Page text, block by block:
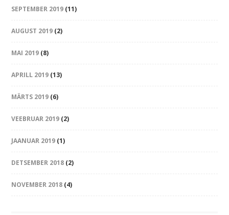
SEPTEMBER 2019 (11)
AUGUST 2019 (2)
MAI 2019 (8)
APRILL 2019 (13)
MÄRTS 2019 (6)
VEEBRUAR 2019 (2)
JAANUAR 2019 (1)
DETSEMBER 2018 (2)
NOVEMBER 2018 (4)